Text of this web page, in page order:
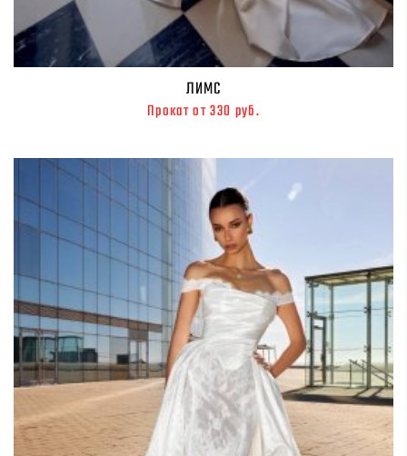
ЛИМС
Прокат от 330 руб.